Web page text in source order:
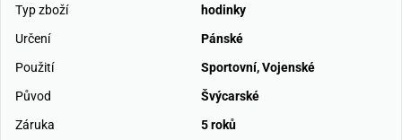
Typ zboží
hodinky
Určení
Pánské
Použití
Sportovní,Vojenské
Původ
Švýcarské
Záruka
5 roků